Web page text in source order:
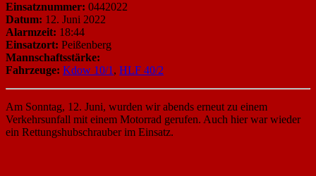
Einsatznummer: 0442022
Datum: 12. Juni 2022
Alarmzeit: 18:44
Einsatzort: Peißenberg
Mannschaftsstärke:
Fahrzeuge: Kdow 10/1, HLF 40/2
Am Sonntag, 12. Juni, wurden wir abends erneut zu einem
Verkehrsunfall mit einem Motorrad gerufen. Auch hier war wieder
ein Rettungshubschrauber im Einsatz.